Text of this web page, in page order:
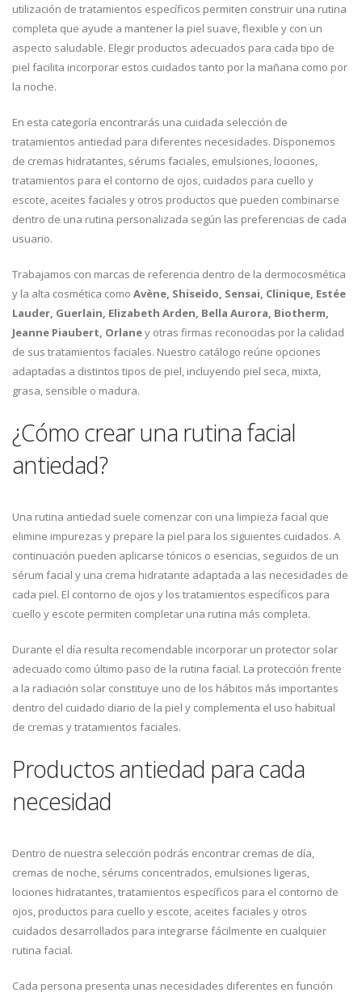
utilización de tratamientos específicos permiten construir una rutina
completa que ayude a mantener la piel suave, flexible y con un
aspecto saludable. Elegir productos adecuados para cada tipo de
piel facilita incorporar estos cuidados tanto por la mañana como por
la noche.
En esta categoría encontrarás una cuidada selección de
tratamientos antiedad para diferentes necesidades. Disponemos
de cremas hidratantes, sérums faciales, emulsiones, lociones,
tratamientos para el contorno de ojos, cuidados para cuello y
escote, aceites faciales y otros productos que pueden combinarse
dentro de una rutina personalizada según las preferencias de cada
usuario.
Trabajamos con marcas de referencia dentro de la dermocosmética
y la alta cosmética como Avène, Shiseido, Sensai, Clinique, Estée
Lauder, Guerlain, Elizabeth Arden, Bella Aurora, Biotherm,
Jeanne Piaubert, Orlaney otras firmas reconocidas por la calidad
de sus tratamientos faciales. Nuestro catálogo reúne opciones
adaptadas a distintos tipos de piel, incluyendo piel seca, mixta,
grasa, sensible o madura.
¿Cómo crear una rutina facial
antiedad?
Una rutina antiedad suele comenzar con una limpieza facial que
elimine impurezas y prepare la piel para los siguientes cuidados. A
continuación pueden aplicarse tónicos o esencias, seguidos de un
sérum facial y una crema hidratante adaptada a las necesidades de
cada piel. El contorno de ojos y los tratamientos específicos para
cuello y escote permiten completar una rutina más completa.
Durante el día resulta recomendable incorporar un protector solar
adecuado como último paso de la rutina facial. La protección frente
a la radiación solar constituye uno de los hábitos más importantes
dentro del cuidado diario de la piel y complementa el uso habitual
de cremas y tratamientos faciales.
Productos antiedad para cada
necesidad
Dentro de nuestra selección podrás encontrar cremas de día,
cremas de noche, sérums concentrados, emulsiones ligeras,
lociones hidratantes, tratamientos específicos para el contorno de
ojos, productos para cuello y escote, aceites faciales y otros
cuidados desarrollados para integrarse fácilmente en cualquier
rutina facial.
Cada persona presenta unas necesidades diferentes en función